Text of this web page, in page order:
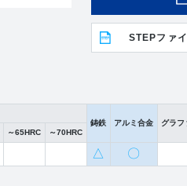
STEPファ
鋳鉄
アルミ合金 グラフ
～65HRC ～70HRC
△ 〇